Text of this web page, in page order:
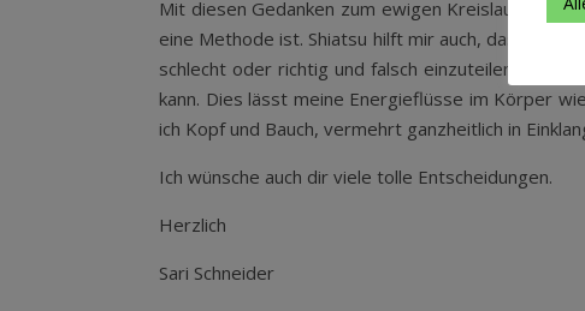
Mit diesen Gedanken zum ewigen Kreislauf der
eine Methode ist. Shiatsu hilft mir auch, dass es
schlecht oder richtig und falsch einzuteilen oder
kann. Dies lässt meine Energieflüsse im Körper
ich Kopf und Bauch, vermehrt ganzheitlich in
Ich wünsche auch dir viele tolle Entscheidungen.
Herzlich
Sari Schneider